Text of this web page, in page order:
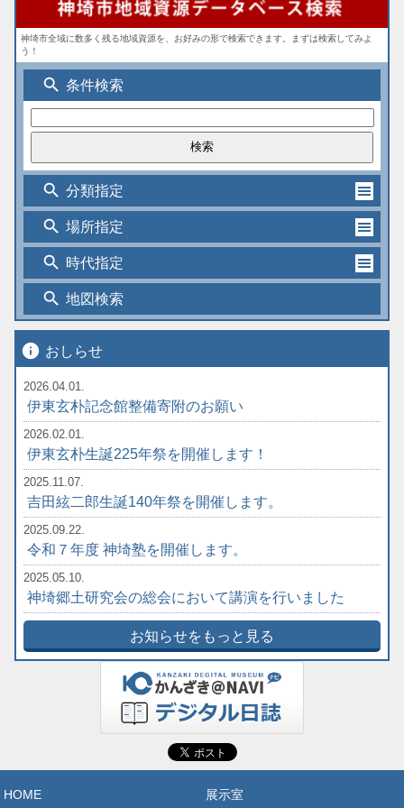
神埼市全域に数多く残る地域資源を、お好みの形で検索できます。まずは検索してみよ
う！
search 条件検索
search 分類指定
search 場所指定
search 時代指定
search 地図検索
info おしらせ
2026.04.01.
伊東玄朴記念館整備寄附のお願い
2026.02.01.
伊東玄朴生誕225年祭を開催します！
2025.11.07.
吉田絃二郎生誕140年祭を開催します。
2025.09.22.
令和７年度 神埼塾を開催します。
2025.05.10.
神埼郷土研究会の総会において講演を行いました
お知らせをもっと見る
HOME 展示室